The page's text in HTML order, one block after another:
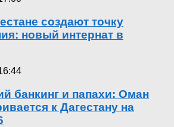
создают точку
новый интернат в
банкинг и папахи: Оман
к Дагестану на